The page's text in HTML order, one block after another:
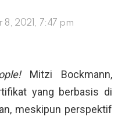
8, 2021, 7:47 pm
Mitzi Bockmann,
yang berbasis di
meskipun perspektif